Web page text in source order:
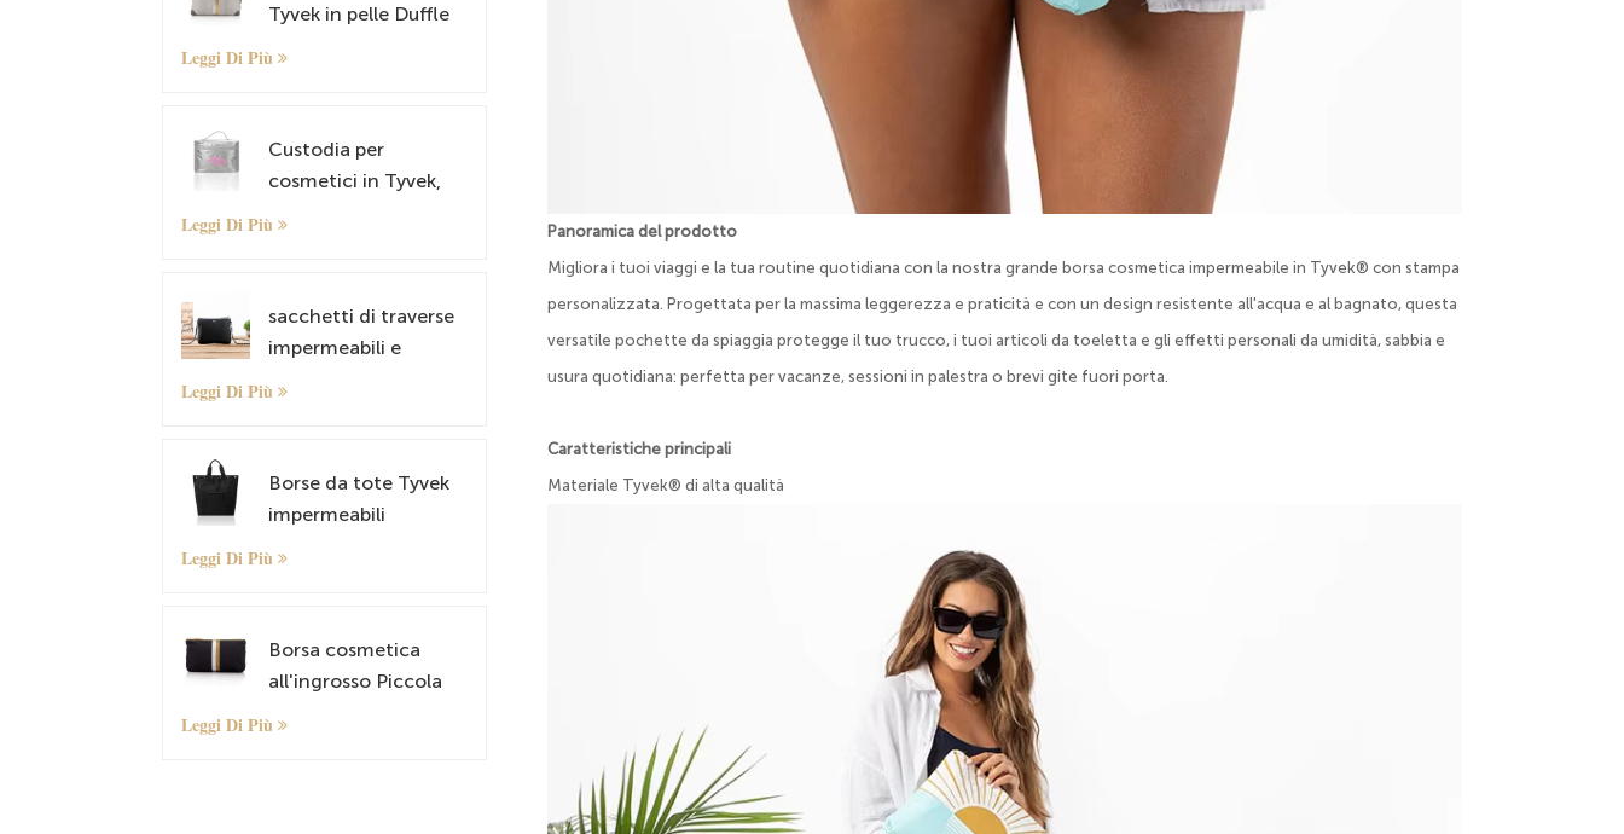
Tyvek in pelle Duffle
bagagli
Leggi Di Più
Custodia per
cosmetici in Tyvek,
Leggi Di Più
sacchetti di traverse
impermeabili e
Leggi Di Più
Borse da tote Tyvek
impermeabili
Leggi Di Più
Borsa cosmetica
all'ingrosso Piccola
Leggi Di Più
Panoramica del prodotto
Migliora i tuoi viaggi e la tua routine quotidiana con la nostra grande borsa cosmetica impermeabile in Tyvek® con stampa
personalizzata. Progettata per la massima leggerezza e praticità e con un design resistente all'acqua e al bagnato, questa
versatile pochette da spiaggia protegge il tuo trucco, i tuoi articoli da toeletta e gli effetti personali da umidità, sabbia e
usura quotidiana: perfetta per vacanze, sessioni in palestra o brevi gite fuori porta.
Caratteristiche principali
Materiale Tyvek® di alta qualità